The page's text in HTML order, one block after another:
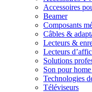
Accessoires
Beamer
Composants
Câbles &
Lecteurs &
Lecteurs
Solutions
Son pour
Technologies
Téléviseurs